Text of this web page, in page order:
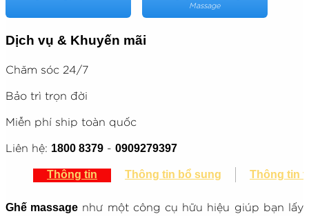
Massage
Dịch vụ & Khuyến mãi
Chăm sóc 24/7
Bảo trì trọn đời
Miễn phí ship toàn quốc
Liên hệ: 1800 8379 - 0909279397
Thông tin Thông tin bổ sung Thông tin
Ghế massage như một công cụ hữu hiệu giúp bạn lấy